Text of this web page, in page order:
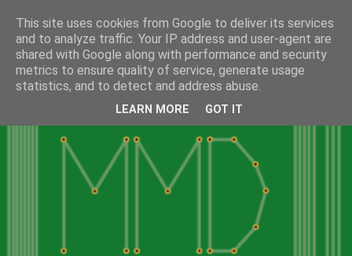
This site uses cookies from Google to deliver its services
and to analyze traffic. Your IP address and user-agent are
shared with Google along with performance and security
metrics to ensure quality of service, generate usage
statistics, and to detect and address abuse.
LEARN MORE GOT IT